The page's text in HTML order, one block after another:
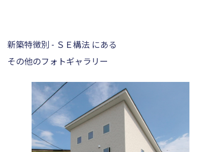
新築特徴別 - ＳＥ構法 にある
その他のフォトギャラリー